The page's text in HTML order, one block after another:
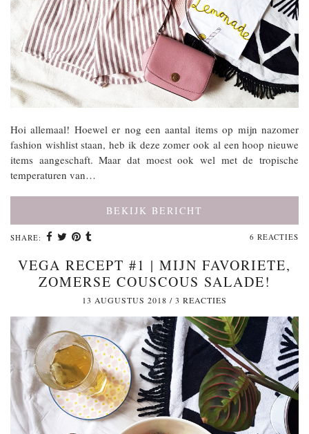
Hoi allemaal! Hoewel er nog een aantal items op mijn nazomer
fashion wishlist staan, heb ik deze zomer ook al een hoop nieuwe
items aangeschaft. Maar dat moest ook wel met de tropische
temperaturen van…
BEKIJK BERICHT
SHARE: 6 REACTIES
VEGA RECEPT #1 | MIJN FAVORIETE,
ZOMERSE COUSCOUS SALADE!
13 AUGUSTUS 2018 / 3 REACTIES